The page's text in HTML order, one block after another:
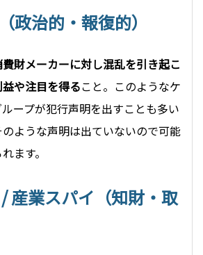
政治的・報復的）
財メーカーに対し混乱を引き起こ
や注目を得ること。このようなケ
ープが犯行声明を出すことも多い
ような声明は出ていないので可能
ます。
産業スパイ（知財・取